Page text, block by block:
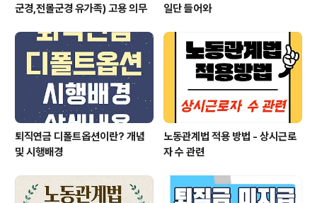
군경,전몰군경 유가족) 고용 의무
일단 들어와
퇴직연금 디폴트옵션이란? 개념
및 시행배경
노동관계법 적용 방법 - 상시근로
자 수 관련